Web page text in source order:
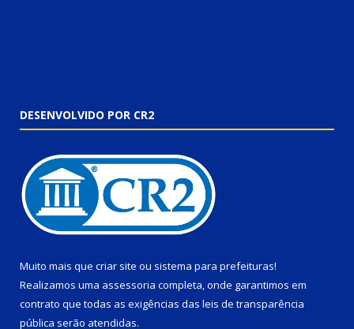
DESENVOLVIDO POR CR2
Muito mais que criar site ou sistema para prefeituras!
Realizamos uma assessoria completa, onde garantimos em
contrato que todas as exigências das leis de transparência
pública serão atendidas.